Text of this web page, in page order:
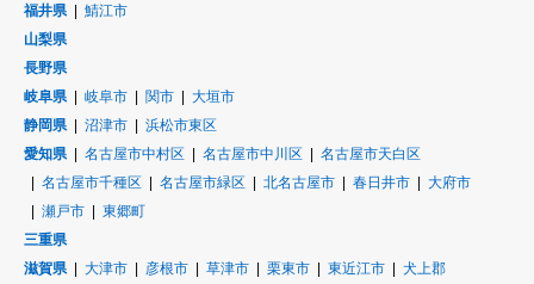
福井県
鯖江市
山梨県
長野県
岐阜県
岐阜市 関市
大垣市
静岡県
沼津市
浜松市東区
愛知県
名古屋市中村区 名古屋市中川区
名古屋市天白区
名古屋市千種区
名古屋市緑区 北名古屋市 春日井市
大府市
瀬戸市
東郷町
三重県
滋賀県
大津市 彦根市 草津市 栗東市 東近江市
犬上郡